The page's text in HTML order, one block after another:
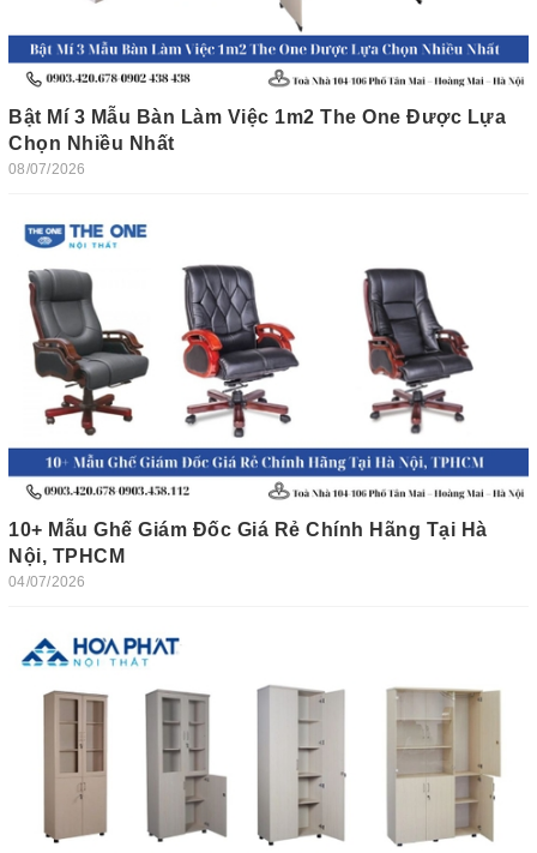
Bật Mí 3 Mẫu Bàn Làm Việc 1m2 The One Được Lựa
Chọn Nhiều Nhất
08/07/2026
10+ Mẫu Ghế Giám Đốc Giá Rẻ Chính Hãng Tại Hà
Nội, TPHCM
04/07/2026